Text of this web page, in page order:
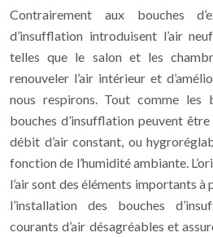
Contrairement aux bouches
d’insufflation introduisent l’air
telles que le salon et les
renouveler l’air intérieur et
nous respirons. Tout comme les
bouches d’insufflation peuvent
débit d’air constant, ou
fonction de l’humidité ambiante.
l’air sont des éléments importants
l’installation des bouches
courants d’air désagréables et